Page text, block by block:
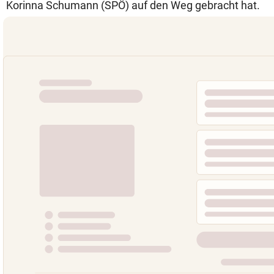
Korinna Schumann (SPÖ) auf den Weg gebracht hat.